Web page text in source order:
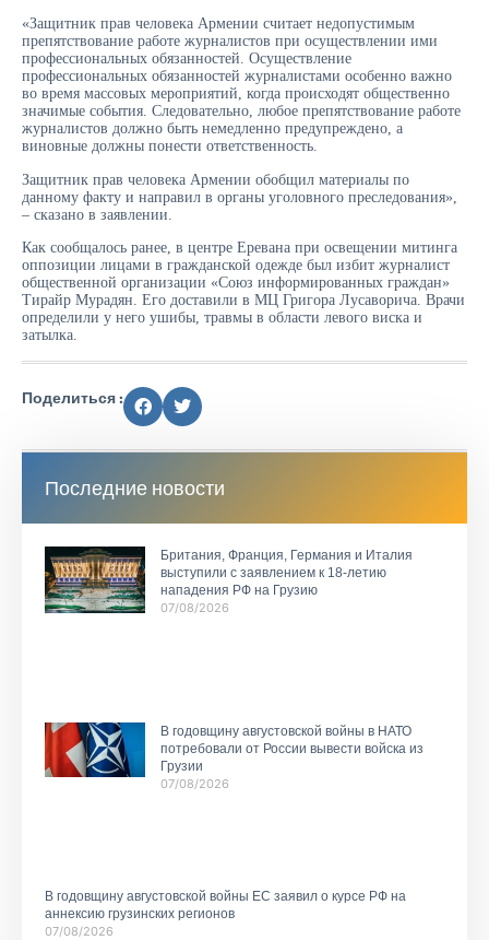
«Защитник прав человека Армении считает недопустимым
препятствование работе журналистов при осуществлении ими
профессиональных обязанностей. Осуществление
профессиональных обязанностей журналистами особенно важно
во время массовых мероприятий, когда происходят общественно
значимые события. Следовательно, любое препятствование работе
журналистов должно быть немедленно предупреждено, а
виновные должны понести ответственность.
Защитник прав человека Армении обобщил материалы по
данному факту и направил в органы уголовного преследования»,
– сказано в заявлении.
Как сообщалось ранее, в центре Еревана при освещении митинга
оппозиции лицами в гражданской одежде был избит журналист
общественной организации «Союз информированных граждан»
Тирайр Мурадян. Его доставили в МЦ Григора Лусаворича. Врачи
определили у него ушибы, травмы в области левого виска и
затылка.
Поделиться :
Последние новости
Британия, Франция, Германия и Италия
выступили с заявлением к 18-летию
нападения РФ на Грузию
07/08/2026
В годовщину августовской войны в НАТО
потребовали от России вывести войска из
Грузии
07/08/2026
В годовщину августовской войны ЕС заявил о курсе РФ на
аннексию грузинских регионов
07/08/2026